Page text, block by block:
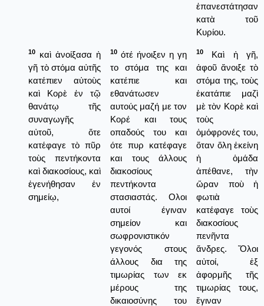
ἐπανεστάτησαν
κατὰ τοῦ
Κυρίου.
10
καὶ ἀνοίξασα ἡ
γῆ τὸ στόμα αὐτῆς
κατέπιεν αὐτοὺς
καὶ Κορὲ ἐν τῷ
θανάτῳ τῆς
συναγωγῆς
αὐτοῦ, ὅτε
κατέφαγε τὸ πῦρ
τοὺς πεντήκοντα
καὶ διακοσίους, καὶ
ἐγενήθησαν ἐν
σημείῳ,
10 ότέ ήνοιξεν η γη
το στόμα της και
κατέπιε και
εθανάτωσεν
αυτούς μαζή με τον
Κορέ και τους
οπαδούς του και
ότε πυρ κατέφαγε
και τους άλλους
διακοσίους
πεντήκοντα
στασιαστάς. Ολοι
αυτοί έγιναν
σημείον και
σωφρονιστικόν
γεγονός στους
άλλους δια της
τιμωρίας των εκ
μέρους της
δικαιοσύνης του
10
Καὶ ἡ γῆ,
ἀφοῦ ἄνοιξε τὸ
στόμα της, τοὺς
ἐκατάπιε μαζὶ
μὲ τὸν Κορὲ καὶ
τοὺς
ὁμόφρονές του,
ὅταν ὅλη ἐκείνη
ἡ ὁμάδα
ἀπέθανε, τὴν
ὥραν ποὺ ἡ
φωτιὰ
κατέφαγε τοὺς
διακοσίους
πενῆντα
ἄνδρες. Ὅλοι
αὐτοί, ἐξ
ἀφορμῆς τῆς
τιμωρίας τους,
ἔγιναν